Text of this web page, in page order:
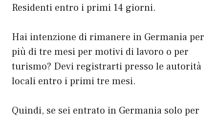
Residenti entro i primi 14 giorni.
Hai intenzione di rimanere in Germania per
più di tre mesi per motivi di lavoro o per
turismo? Devi registrarti presso le autorità
locali entro i primi tre mesi.
Quindi, se sei entrato in Germania solo per